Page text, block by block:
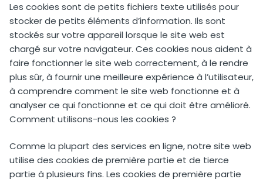
Les cookies sont de petits fichiers texte utilisés pour
stocker de petits éléments d’information. Ils sont
stockés sur votre appareil lorsque le site web est
chargé sur votre navigateur. Ces cookies nous aident à
faire fonctionner le site web correctement, à le rendre
plus sûr, à fournir une meilleure expérience à l’utilisateur,
à comprendre comment le site web fonctionne et à
analyser ce qui fonctionne et ce qui doit être amélioré.
Comment utilisons-nous les cookies ?
Comme la plupart des services en ligne, notre site web
utilise des cookies de première partie et de tierce
partie à plusieurs fins. Les cookies de première partie